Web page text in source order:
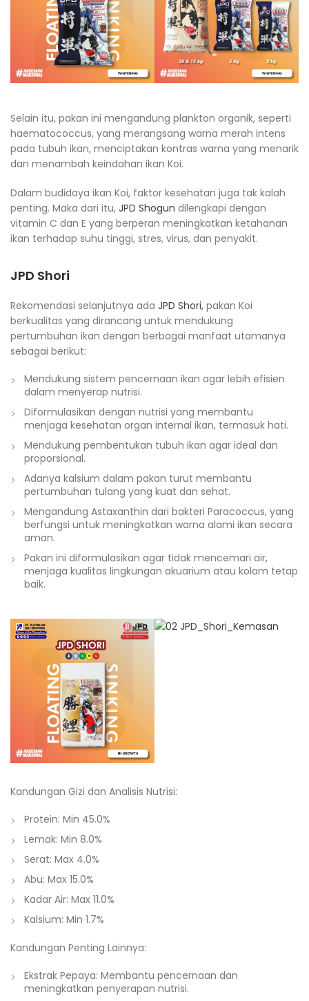
Selain itu, pakan ini mengandung plankton organik, seperti
haematococcus, yang merangsang warna merah intens
pada tubuh ikan, menciptakan kontras warna yang menarik
dan menambah keindahan ikan Koi.
Dalam budidaya ikan Koi, faktor kesehatan juga tak kalah
penting. Maka dari itu, JPD Shogun dilengkapi dengan
vitamin C dan E yang berperan meningkatkan ketahanan
ikan terhadap suhu tinggi, stres, virus, dan penyakit.
JPD Shori
Rekomendasi selanjutnya ada JPD Shori, pakan Koi
berkualitas yang dirancang untuk mendukung
pertumbuhan ikan dengan berbagai manfaat utamanya
sebagai berikut:
Mendukung sistem pencernaan ikan agar lebih efisien
dalam menyerap nutrisi.
Diformulasikan dengan nutrisi yang membantu
menjaga kesehatan organ internal ikan, termasuk hati.
Mendukung pembentukan tubuh ikan agar ideal dan
proporsional.
Adanya kalsium dalam pakan turut membantu
pertumbuhan tulang yang kuat dan sehat.
Mengandung Astaxanthin dari bakteri Paracoccus, yang
berfungsi untuk meningkatkan warna alami ikan secara
aman.
Pakan ini diformulasikan agar tidak mencemari air,
menjaga kualitas lingkungan akuarium atau kolam tetap
baik.
Kandungan Gizi dan Analisis Nutrisi:
Protein: Min 45.0%
Lemak: Min 8.0%
Serat: Max 4.0%
Abu: Max 15.0%
Kadar Air: Max 11.0%
Kalsium: Min 1.7%
Kandungan Penting Lainnya:
Ekstrak Pepaya: Membantu pencernaan dan
meningkatkan penyerapan nutrisi.